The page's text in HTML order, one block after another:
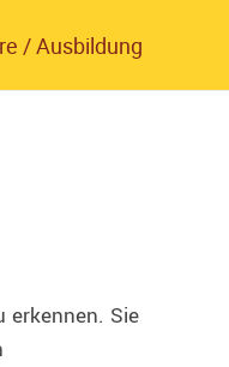
/ Ausbildung
erkennen. Sie